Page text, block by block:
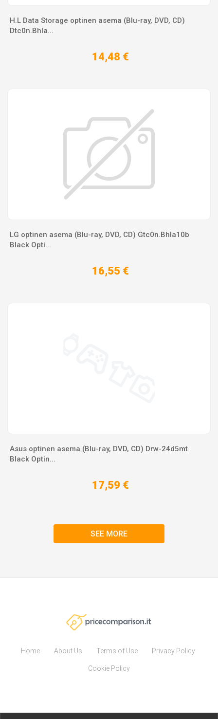
H.L Data Storage optinen asema (Blu-ray, DVD, CD)
Dtc0n.Bhla...
14,48 €
LG optinen asema (Blu-ray, DVD, CD) Gtc0n.Bhla10b
Black Opti...
16,55 €
Asus optinen asema (Blu-ray, DVD, CD) Drw-24d5mt
Black Optin...
17,59 €
SEE MORE
Home About Us Terms of Use Privacy Policy
Cookie Policy